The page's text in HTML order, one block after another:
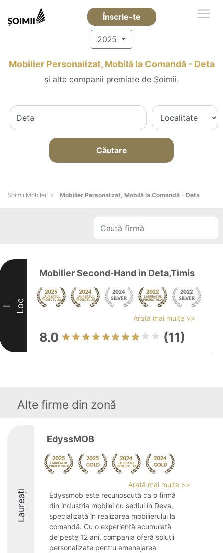
Înscrie-te
2025
Mobilier Personalizat, Mobilă la Comandă - Deta
și alte companii premiate de Șoimii.
Căutare
Șoimii Mobilei Mobilier Personalizat, Mobilă la Comandă - Deta
I Loc
Mobilier Second-Hand in Deta,Timis
Arată mai multe >>
8.0 (11)
Alte firme din zonă
Laureați
EdyssMOB
Arată mai multe >>
Edyssmob este recunoscută ca o firmă
din industria mobilei cu sediul în Deva,
specializată în realizarea mobilierului la
comandă. Cu o experiență acumulată
de peste 12 ani, compania oferă soluții
personalizate pentru amenajarea